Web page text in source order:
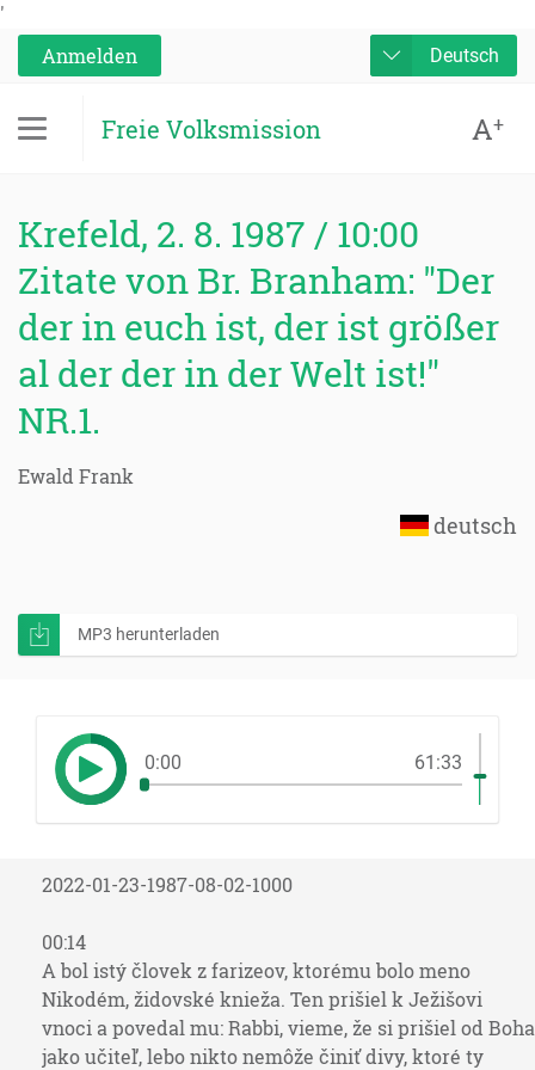
'
Anmelden
Deutsch
Freie Volksmission A+
Krefeld, 2. 8. 1987 / 10:00
Zitate von Br. Branham: "Der
der in euch ist, der ist größer
al der der in der Welt ist!"
NR.1.
Ewald Frank
deutsch
MP3 herunterladen
0:00 61:33
2022-01-23-1987-08-02-1000
00:14
A bol istý človek z farizeov, ktorému bolo meno
Nikodém, židovské knieža. Ten prišiel k Ježišovi
vnoci a povedal mu: Rabbi, vieme, že si prišiel od Boha
jako učiteľ, lebo nikto nemôže činiť divy, ktoré ty